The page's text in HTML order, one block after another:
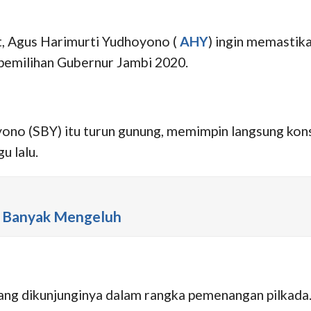
Harimurti Yudhoyono ( AHY) ingin
Gubernur Jambi 2020.
(SBY) itu turun gunung, memimpin langsung
lalu.
Mengeluh
dikunjunginya dalam rangka pemenangan